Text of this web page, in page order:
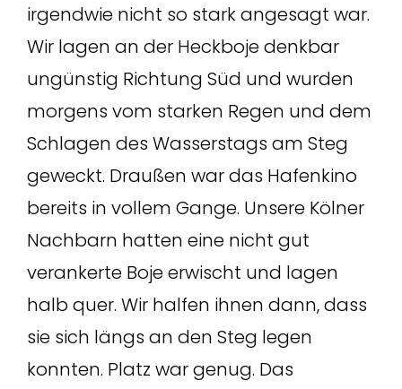
irgendwie nicht so stark angesagt war.
Wir lagen an der Heckboje denkbar
ungünstig Richtung Süd und wurden
morgens vom starken Regen und dem
Schlagen des Wasserstags am Steg
geweckt. Draußen war das Hafenkino
bereits in vollem Gange. Unsere Kölner
Nachbarn hatten eine nicht gut
verankerte Boje erwischt und lagen
halb quer. Wir halfen ihnen dann, dass
sie sich längs an den Steg legen
konnten. Platz war genug. Das